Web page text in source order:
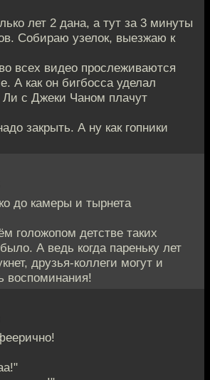
лет 2 дана, а тут за 3 минуты
Собираю узелок, выезжаю к
всех видео прослеживаются
А как он бигбосса уделал
с Джеки Чаном плачут
закрыть. А ну как гопники
до камеры и тырнета
голожопом детстве таких
А ведь когда пареньку лет
друзья-коллеги могут и
воспоминания!